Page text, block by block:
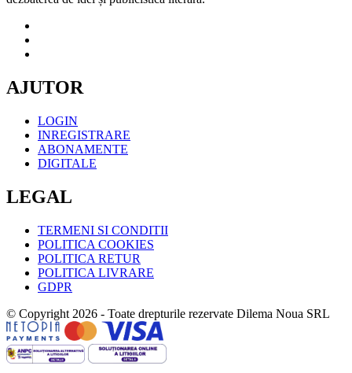
AJUTOR
LOGIN
INREGISTRARE
ABONAMENTE
DIGITALE
LEGAL
TERMENI SI CONDITII
POLITICA COOKIES
POLITICA RETUR
POLITICA LIVRARE
GDPR
© Copyright 2026 - Toate drepturile rezervate Dilema Noua SRL